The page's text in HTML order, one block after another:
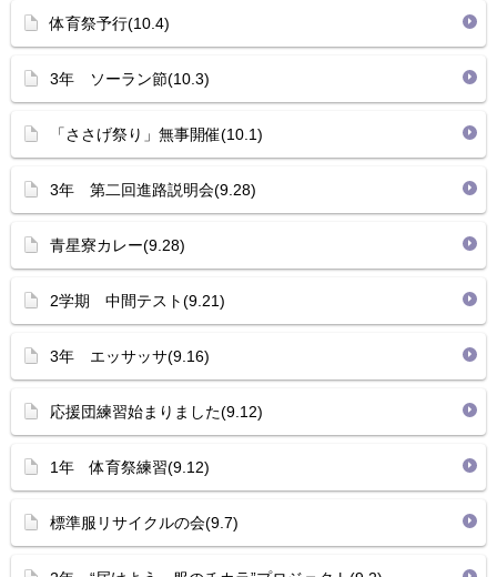
体育祭予行(10.4)
3年 ソーラン節(10.3)
「ささげ祭り」無事開催(10.1)
3年 第二回進路説明会(9.28)
青星寮カレー(9.28)
2学期 中間テスト(9.21)
3年 エッサッサ(9.16)
応援団練習始まりました(9.12)
1年 体育祭練習(9.12)
標準服リサイクルの会(9.7)